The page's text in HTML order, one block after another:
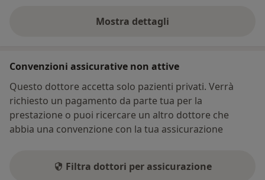
Mostra dettagli
sull'indirizzo
Convenzioni assicurative non attive
Questo dottore accetta solo pazienti privati. Verrà
richiesto un pagamento da parte tua per la
prestazione o puoi ricercare un altro dottore che
abbia una convenzione con la tua assicurazione
Filtra dottori per assicurazione